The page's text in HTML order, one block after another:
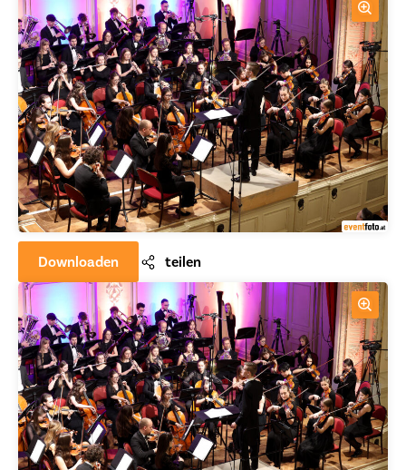
Downloaden teilen